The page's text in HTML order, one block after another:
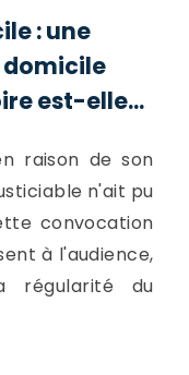
: une
est-elle...
raison de son
n'ait pu
convocation
à l'audience,
régularité du